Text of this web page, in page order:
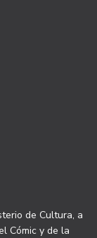
de Cultura, a
Cómic y de la